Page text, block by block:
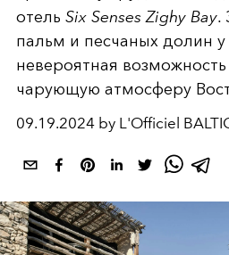
отель Six Senses Zighy Bay.
пальм и песчаных долин у
невероятная возможность
чарующую атмосферу
09.19.2024 by L'Officiel